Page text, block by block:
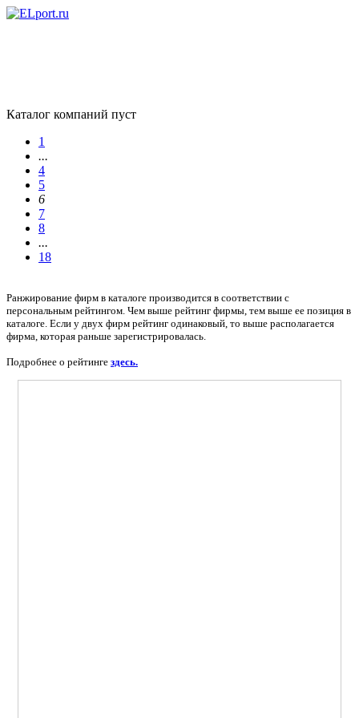
Каталог компаний пуст
1
...
4
5
6
7
8
...
18
Ранжирование фирм в каталоге производится в соответствии с
персональным рейтингом. Чем выше рейтинг фирмы, тем выше ее позиция в
каталоге. Если у двух фирм рейтинг одинаковый, то выше располагается
фирма, которая раньше зарегистрировалась.
Подробнее о рейтинге здесь.